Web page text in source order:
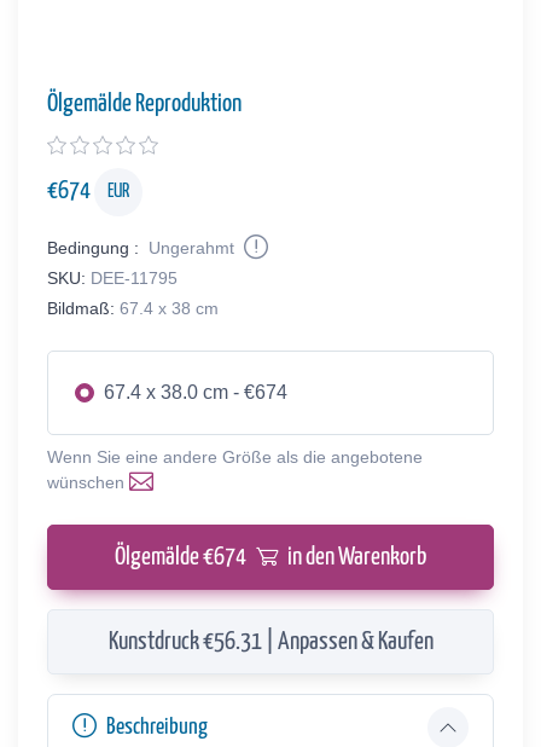
Ölgemälde Reproduktion
€674 EUR
Bedingung :
Ungerahmt
SKU: DEE-11795
Bildmaß: 67.4 x 38 cm
67.4 x 38.0 cm - €674
Wenn Sie eine andere Größe als die angebotene
wünschen
Ölgemälde €674 in den Warenkorb
Kunstdruck €56.31 | Anpassen & Kaufen
Beschreibung